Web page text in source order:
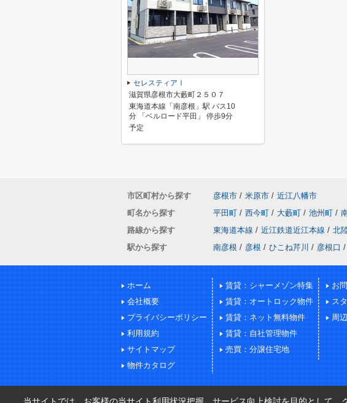
セレスティアⅠ
滋賀県彦根市大藪町２５０７
東海道本線「南彦根」駅 バス10
分 「ベルロード平田」 停歩9分
予定
市区町村から探す 彦根市 / 米原市 / 近江八幡市
町名から探す
平田町 / 西今町 / 大藪町 / 池州町 /
路線から探す
東海道本線 / 近江鉄道近江本線 / 北
駅から探す
南彦根 / 彦根 / ひこね芹川 / 彦根口 /
ホーム
会社概要
プライバシーポリシー
利用規約
サイトマップ
物件カタログ
賃貸：シャーメゾン特集
賃貸：オートロック物件
賃貸：ネット無料物件
賃貸：自社管理物件
売買：分譲住宅地
お
ス
周